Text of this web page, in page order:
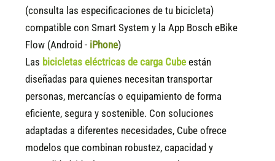
(consulta las especificaciones de tu bicicleta)
compatible con Smart System y la App Bosch eBike
Flow (Android - iPhone)
Las bicicletas eléctricas de carga Cube están
diseñadas para quienes necesitan transportar
personas, mercancías o equipamiento de forma
eficiente, segura y sostenible. Con soluciones
adaptadas a diferentes necesidades, Cube ofrece
modelos que combinan robustez, capacidad y